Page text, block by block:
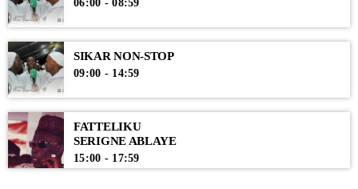
06:00 - 08:59
SIKAR NON-STOP
09:00 - 14:59
FATTELIKU
SERIGNE ABLAYE
15:00 - 17:59